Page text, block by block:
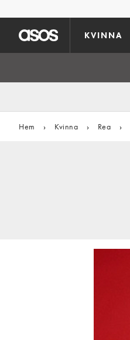
KVINNA
Hem › Kvinna › Rea ›